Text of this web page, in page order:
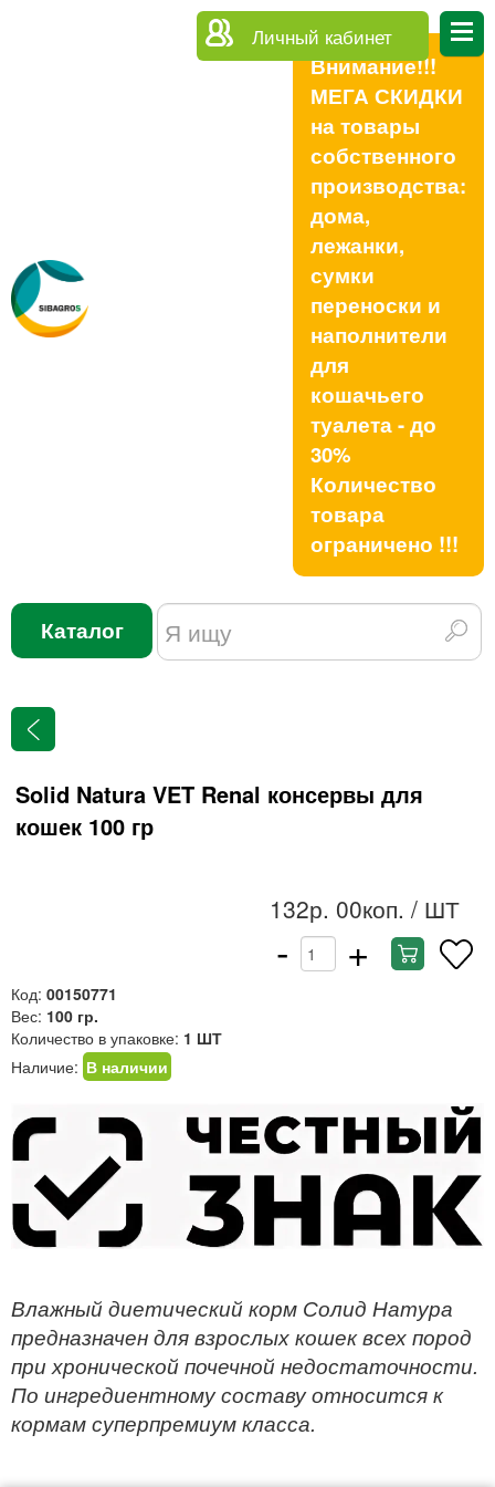
Личный кабинет
Внимание!!!
МЕГА СКИДКИ
на товары
собственного
производства:
дома,
лежанки,
сумки
переноски и
наполнители
для
кошачьего
туалета - до
30%
Количество
товара
ограничено !!!
Каталог
Solid Natura VET Renal консервы для
кошек 100 гр
132р. 00коп. / ШТ
- +
Код: 00150771
Вес: 100 гр.
Количество в упаковке: 1 ШТ
Наличие: В наличии
Влажный диетический корм Солид Натура
предназначен для взрослых кошек всех пород
при хронической почечной недостаточности.
По ингредиентному составу относится к
кормам суперпремиум класса.